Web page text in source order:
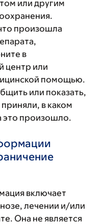
или другим
произошла
в
центр или
помощью.
или показать,
в каком
это произошло.
включает
лечении и/или
Она не является